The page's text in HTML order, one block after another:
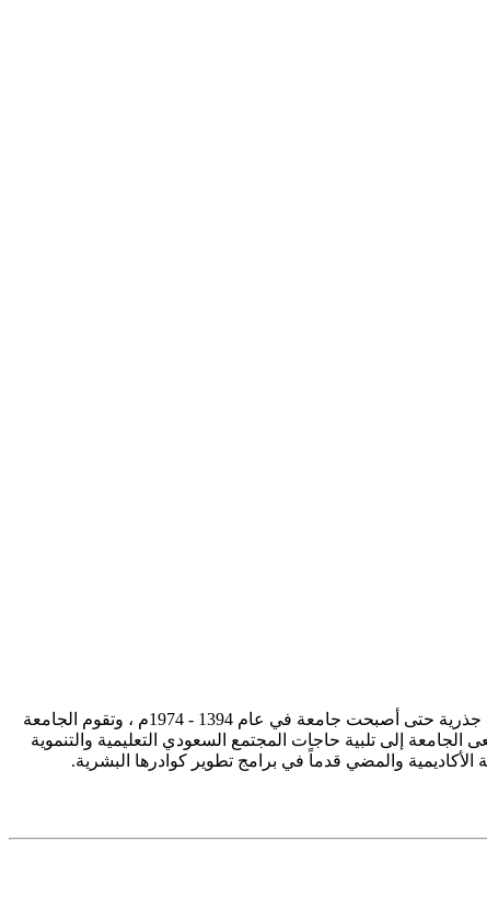
تأسست جامعة الإمام محمد بن سعود الإسلامية ممثلة في كلية الشريعة في سنة 1373هـ 1953م، وتطورت منذ ذلك الحين بصورة جذرية حتى أصبحت جامعة في عام 1394 - 1974م ، وتقوم الجامعة
الجامعة إلى تلبية حاجات المجتمع السعودي التعليمية والتنموية
الأكاديمية والمضي قدماً في برامج تطوير كوادرها البشرية.